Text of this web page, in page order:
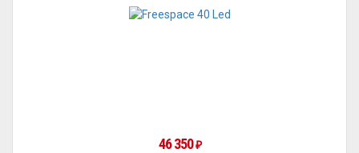
46 350₽